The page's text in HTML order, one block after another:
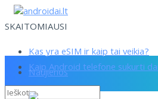
SKAITOMIAUSI
Kas yra eSIM ir kaip tai veikia?
Kaip Android telefone sukurti
Naujienos